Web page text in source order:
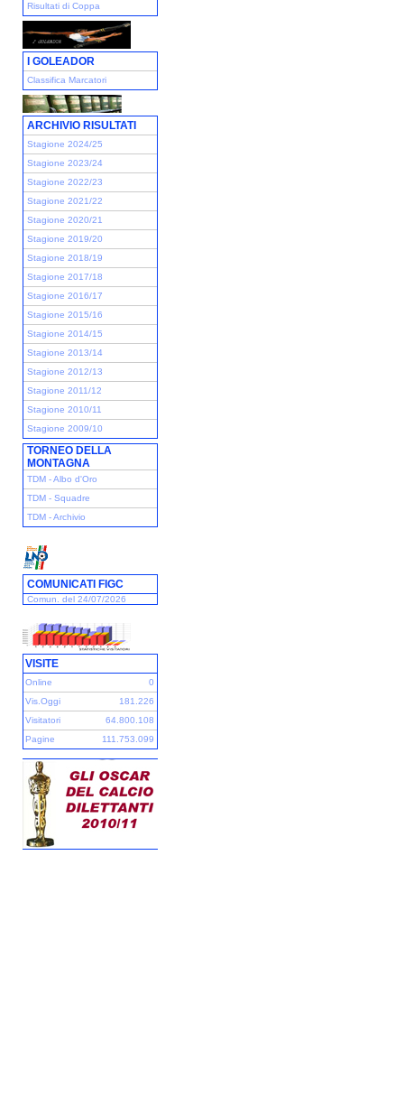
Risultati di Coppa
I GOLEADOR
Classifica Marcatori
ARCHIVIO RISULTATI
Stagione 2024/25
Stagione 2023/24
Stagione 2022/23
Stagione 2021/22
Stagione 2020/21
Stagione 2019/20
Stagione 2018/19
Stagione 2017/18
Stagione 2016/17
Stagione 2015/16
Stagione 2014/15
Stagione 2013/14
Stagione 2012/13
Stagione 2011/12
Stagione 2010/11
Stagione 2009/10
TORNEO DELLA
MONTAGNA
TDM - Albo d'Oro
TDM - Squadre
TDM - Archivio
COMUNICATI FIGC
Comun. del 24/07/2026
VISITE
Online
0
Vis.Oggi
181.226
Visitatori
64.800.108
Pagine
111.753.099